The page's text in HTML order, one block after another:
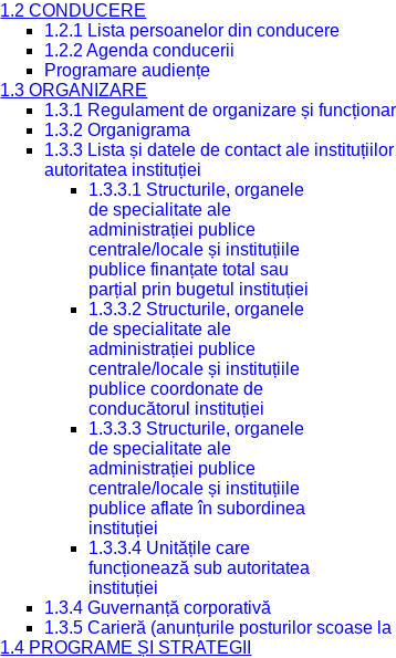
1.2 CONDUCERE
1.2.1 Lista persoanelor din conducere
1.2.2 Agenda conducerii
Programare audiențe
1.3 ORGANIZARE
1.3.1 Regulament de organizare și
1.3.2 Organigrama
1.3.3 Lista și datele de contact ale
autoritatea instituției
1.3.3.1 Structurile, organele
de specialitate ale
administrației publice
centrale/locale și instituțiile
publice finanțate total sau
parțial prin bugetul instituției
1.3.3.2 Structurile, organele
de specialitate ale
administrației publice
centrale/locale și instituțiile
publice coordonate de
conducătorul instituției
1.3.3.3 Structurile, organele
de specialitate ale
administrației publice
centrale/locale și instituțiile
publice aflate în subordinea
instituției
1.3.3.4 Unitățile care
funcționează sub autoritatea
instituției
1.3.4 Guvernanță corporativă
1.3.5 Carieră (anunțurile posturilor scoase la
1.4 PROGRAME ȘI STRATEGII